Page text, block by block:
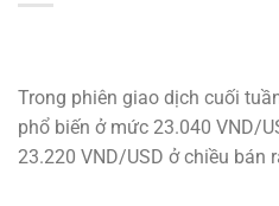
Trong phiên giao dịch cuối
phổ biến ở mức 23.040 VND/
23.220 VND/USD ở chiều bán